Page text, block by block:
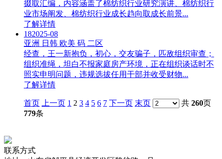
掇取汇编，内容涵盖了棉纺织行业研究演讲、棉纺织行
业市场阐发、棉纺织行业成长趋向取成长前景...
了解详情
182025-08
亚洲 日韩 欧美 码 二区
经查，王一新抱负，初心，交友骗子，匹敌组织审查；
组织准绳，坦白不报家庭房产环境，正在组织谈话时不
照实申明问题，违规选拔任用干部并收受财物...
了解详情
首页 上一页 1 2 3 4 5 6 7 下一页 末页 共 260页
779条
联系方式